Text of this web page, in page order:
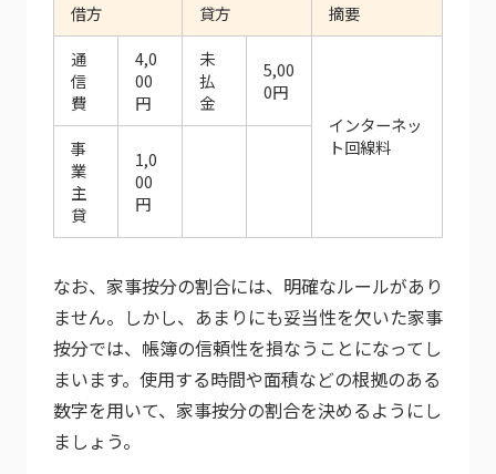
借方 貸方
摘要
通
信
費
4,0
00
円
未
払
金
5,00
0円
インターネッ
ト回線料
事
業
主
貸
1,0
00
円
なお、家事按分の割合には、明確なルールがあり
ません。しかし、あまりにも妥当性を欠いた家事
按分では、帳簿の信頼性を損なうことになってし
まいます。使用する時間や面積などの根拠のある
数字を用いて、家事按分の割合を決めるようにし
ましょう。